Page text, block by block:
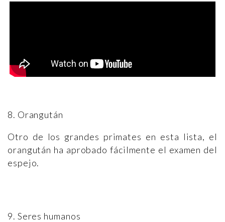
8. Orangután
Otro de los grandes primates en esta lista, el
orangután ha aprobado fácilmente el examen del
espejo.
9. Seres humanos